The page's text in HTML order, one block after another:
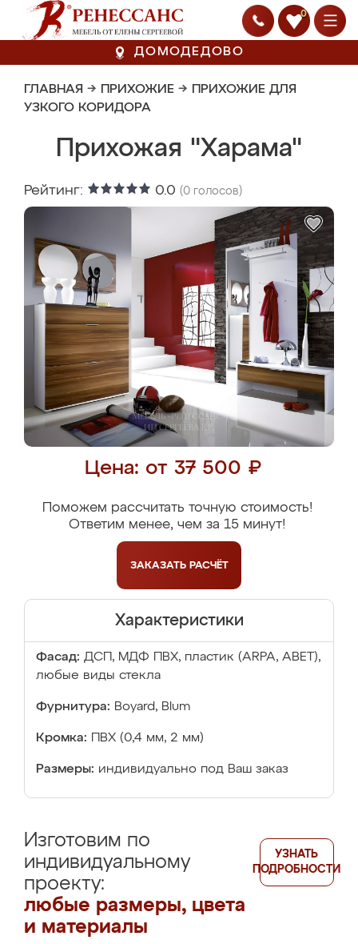
0
ДОМОДЕДОВО
ГЛАВНАЯ → ПРИХОЖИЕ → ПРИХОЖИЕ ДЛЯ
УЗКОГО КОРИДОРА
Прихожая "Харама"
Рейтинг: 0.0 (0 голосов)
Цена: от 37 500 ₽
Поможем рассчитать точную стоимость!
Ответим менее, чем за 15 минут!
ЗАКАЗАТЬ РАСЧЁТ
Характеристики
Фасад: ДСП, МДФ ПВХ, пластик (ARPA, ABET),
любые виды стекла
Фурнитура: Boyard, Blum
Кромка: ПВХ (0,4 мм, 2 мм)
Размеры: индивидуально под Ваш заказ
Изготовим по
индивидуальному
проекту:
любые размеры, цвета
и материалы
УЗНАТЬ
ПОДРОБНОСТИ